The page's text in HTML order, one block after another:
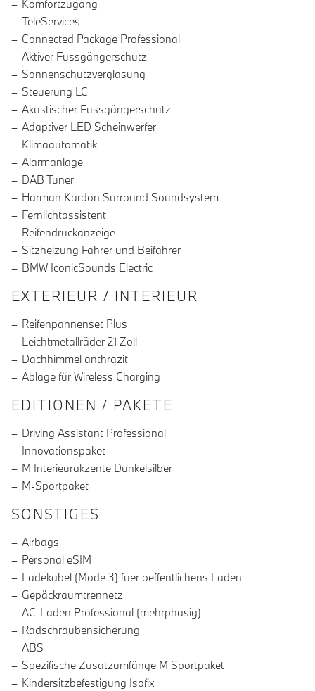
Komfortzugang
TeleServices
Connected Package Professional
Aktiver Fussgängerschutz
Sonnenschutzverglasung
Steuerung LC
Akustischer Fussgängerschutz
Adaptiver LED Scheinwerfer
Klimaautomatik
Alarmanlage
DAB Tuner
Harman Kardon Surround Soundsystem
Fernlichtassistent
Reifendruckanzeige
Sitzheizung Fahrer und Beifahrer
BMW IconicSounds Electric
EXTERIEUR / INTERIEUR
Reifenpannenset Plus
Leichtmetallräder 21 Zoll
Dachhimmel anthrazit
Ablage für Wireless Charging
EDITIONEN / PAKETE
Driving Assistant Professional
Innovationspaket
M Interieurakzente Dunkelsilber
M-Sportpaket
SONSTIGES
Airbags
Personal eSIM
Ladekabel (Mode 3) fuer oeffentlichens Laden
Gepäckraumtrennetz
AC-Laden Professional (mehrphasig)
Radschraubensicherung
ABS
Spezifische Zusatzumfänge M Sportpaket
Kindersitzbefestigung Isofix